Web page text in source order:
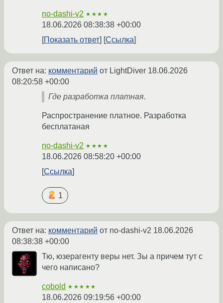
no-dashi-v2 ★★★★
18.06.2026 08:38:38 +00:00
Показать ответ
Ссылка
Ответ на: комментарий от LightDiver 18.06.2026
08:20:58 +00:00
Где разработка платная.
Распространение платное. Разработка
бесплатаная
no-dashi-v2 ★★★★
18.06.2026 08:58:20 +00:00
Ссылка
1
Ответ на: комментарий от no-dashi-v2 18.06.2026
08:38:38 +00:00
Тю, юзерагенту веры нет. Зы а причем тут с
чего написано?
cobold ★★★★★
18.06.2026 09:19:56 +00:00